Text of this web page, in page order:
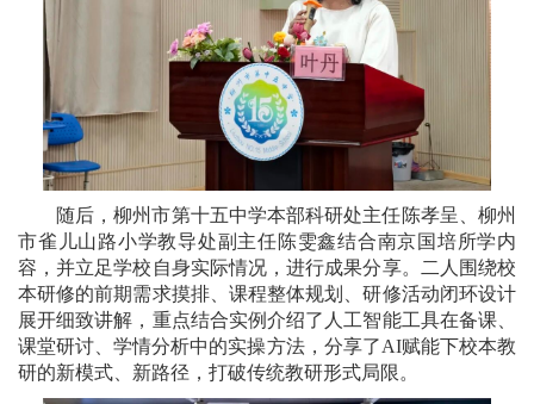
随后，柳州市第十五中学本部科研处主任陈孝呈、柳州
市雀儿山路小学教导处副主任陈雯鑫结合南京国培所学内
容，并立足学校自身实际情况，进行成果分享。二人围绕校
本研修的前期需求摸排、课程整体规划、研修活动闭环设计
展开细致讲解，重点结合实例介绍了人工智能工具在备课、
课堂研讨、学情分析中的实操方法，分享了AI赋能下校本教
研的新模式、新路径，打破传统教研形式局限。